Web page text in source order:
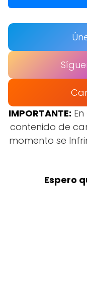
IMPORTANTE:
contenido de
momento se
Espero